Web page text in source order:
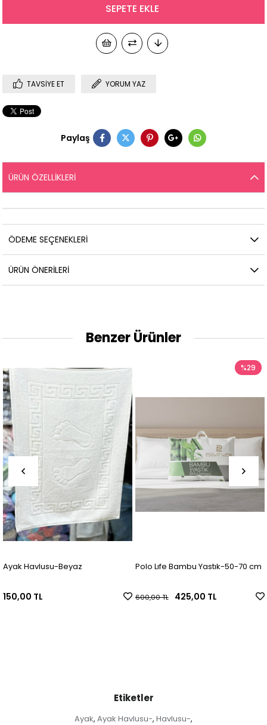
TAVSIYE ET YORUM YAZ
Paylaş
ÜRÜN ÖZELLIKLERI
ÖDEME SEÇENEKLERI
ÜRÜN ÖNERILERI
Benzer Ürünler
Ayak Havlusu-Beyaz
150,00 TL
Polo Lıfe Bambu Yastık-50-70 cm
425,00 TL
600,00 TL
%29
Etiketler
Ayak, Ayak Havlusu-, Havlusu-,